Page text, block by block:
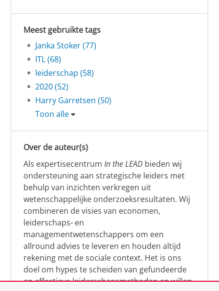
Meest gebruikte tags
Janka Stoker (77)
ITL (68)
leiderschap (58)
2020 (52)
Harry Garretsen (50)
Toon alle
Over de auteur(s)
Als expertisecentrum In the LEAD bieden wij
ondersteuning aan strategische leiders met
behulp van inzichten verkregen uit
wetenschappelijke onderzoeksresultaten. Wij
combineren de visies van economen,
leiderschaps- en
managementwetenschappers om een
allround advies te leveren en houden altijd
rekening met de sociale context. Het is ons
doel om hypes te scheiden van gefundeerde
en effectieve leiderschapsmethoden en willen